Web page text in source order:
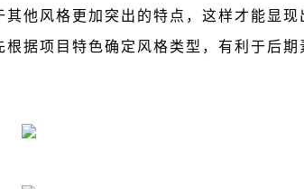
其他风格更加突出的特点 ，这样才能显现
根据项目特色确定风格类型 ，有利于后